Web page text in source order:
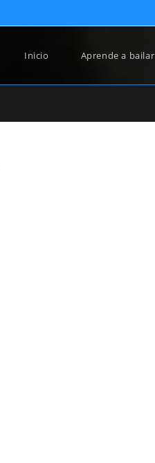
Inicio Aprende a bailar